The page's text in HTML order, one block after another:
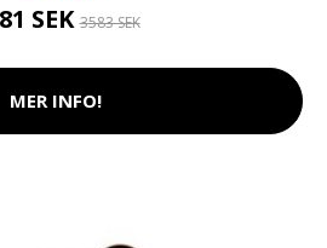
SEK3583 SEK
MER INFO!